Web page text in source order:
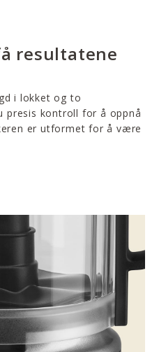
resultatene
i lokket og to
presis kontroll for å oppnå
er utformet for å være